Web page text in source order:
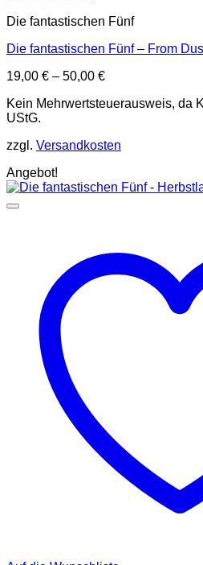
Die fantastischen Fünf
Die fantastischen Fünf – From
19,00 € – 50,00 €
Kein Mehrwertsteuerausweis, da
UStG.
zzgl. Versandkosten
Angebot!